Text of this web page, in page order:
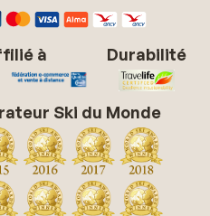
à Durabilité
Ski du Monde